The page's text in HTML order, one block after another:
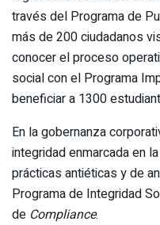
través del Programa de
más de 200 ciudadanos
conocer el proceso
social con el Programa
beneficiar a 1300
En la gobernanza
integridad enmarcada en
prácticas antiéticas y de
Programa de Integridad
de Compliance.